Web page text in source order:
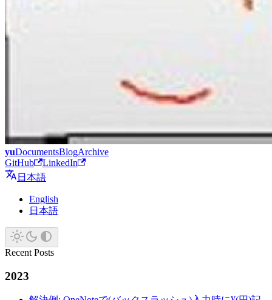
yuDocumentsBlogArchive
GitHub
LinkedIn
日本語
English
日本語
Recent Posts
2023